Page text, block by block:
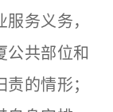
务义务，
公共部位和
的情形；